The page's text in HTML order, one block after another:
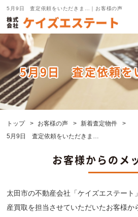
5月9日 査定依頼をいただきま…｜お客様の声
5月9日 査定依頼を
トップ お客様の声
新着査定物件
5月9日 査定依頼をいただきま…
お客様からのメ
太田市の不動産会社「ケイズエステート
産買取を担当させていただいたお客様か